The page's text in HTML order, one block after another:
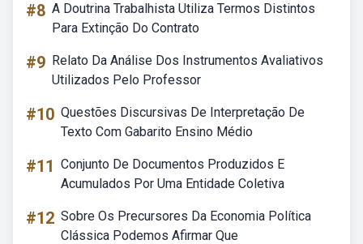
#8 A Doutrina Trabalhista Utiliza Termos Distintos
Para Extinção Do Contrato
#9 Relato Da Análise Dos Instrumentos Avaliativos
Utilizados Pelo Professor
#10 Questões Discursivas De Interpretação De
Texto Com Gabarito Ensino Médio
#11 Conjunto De Documentos Produzidos E
Acumulados Por Uma Entidade Coletiva
#12 Sobre Os Precursores Da Economia Política
Clássica Podemos Afirmar Que